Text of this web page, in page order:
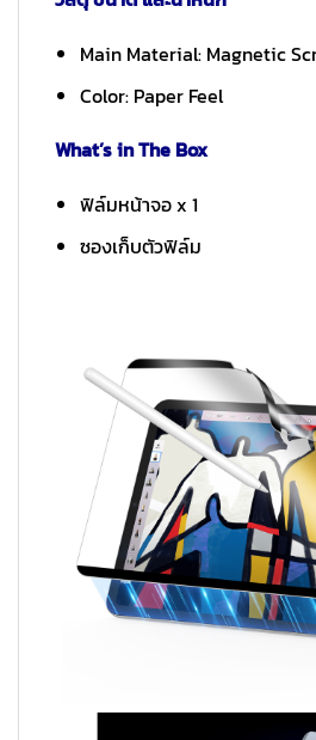
Main Material: Magnetic
Color: Paper Feel
What’s in The Box
ฟิล์มหน้าจอ x 1
ซองเก็บตัวฟิล์ม